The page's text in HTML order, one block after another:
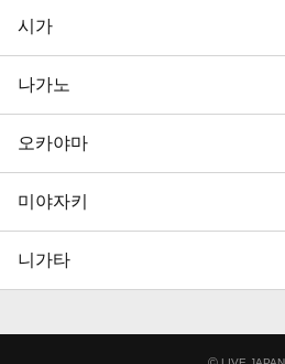
시가
나가노
오카야마
미야자키
니가타